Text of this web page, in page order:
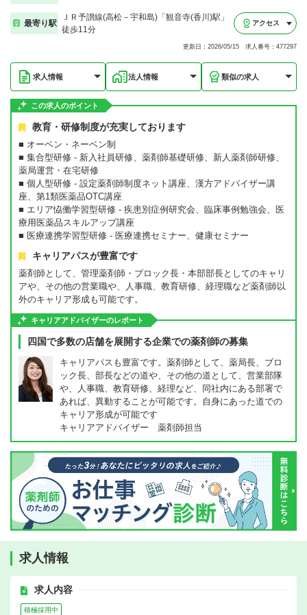
最寄り駅
ＪＲ予讃線(高松－宇和島)「観音寺(香川)駅」
徒歩11分
アクセス
更新日：2026/05/15 求人番号：477297
求人情報 法人情報 類似の求人
この求人のポイント
教育・研修制度が充実しております
■ オーベン・ネーベン制
■ 集合型研修 - 新入社員研修、薬剤師基礎研修、新人薬剤師研修、
薬局運営・在宅研修
■ 個人型研修 - 設定薬剤師制度ネット講座、漢方アドバイザー講
座、第1類医薬品OTC講座
■ エリア恊働学習型研修 - 疾患別症例研究会、臨床事例勉強会、医
療用医薬品スキルアップ講座
■ 医療連携学習型研修 - 医療連携セミナー、健康セミナー
キャリアパスが豊富です
薬剤師として、管理薬剤師・ブロック長・本部部長としてのキャリ
アや、その他の営業職や、人事職、教育研修、経理職など薬剤師以
外のキャリア形成も可能です。
キャリアアドバイザーのレポート
四国で多数の店舗を展開する企業での薬剤師の募集
キャリアパスも豊富です。薬剤師として、薬局長、ブロ
ック長、部長などの道や、その他の道として、営業部隊
や、人事職、教育研修、経理など、同社内にある部署で
あれば、異動することが可能です。自身にあった道での
キャリア形成が可能です
キャリアアドバイザー 薬剤師担当
求人情報
求人内容
積極採用中